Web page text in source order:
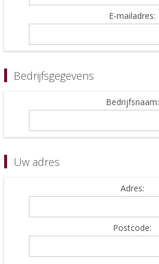
E-mailadres:
Bedrijfsgegevens
Bedrijfsnaam:
Uw adres
Adres:
Postcode: